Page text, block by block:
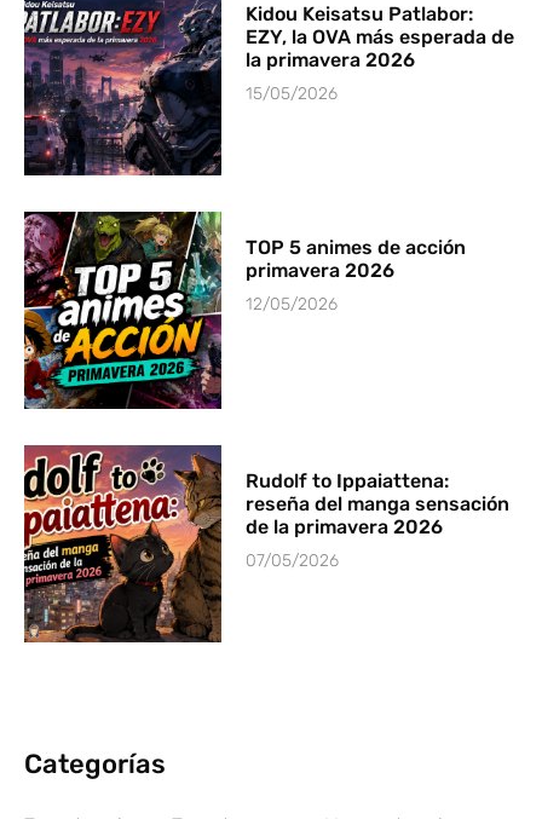
Kidou Keisatsu Patlabor:
EZY, la OVA más esperada de
la primavera 2026
15/05/2026
TOP 5 animes de acción
primavera 2026
12/05/2026
Rudolf to Ippaiattena:
reseña del manga sensación
de la primavera 2026
07/05/2026
Categorías